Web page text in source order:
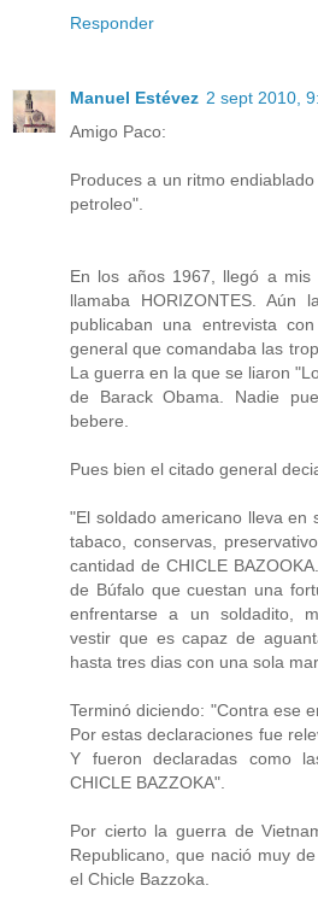
Responder
Manuel Estévez 2 sept 2010,
Amigo Paco:
Produces a un ritmo
petroleo".
En los años 1967, llegó a
llamaba HORIZONTES. Aún
publicaban una entrevista
general que comandaba las
La guerra en la que se liaron
de Barack Obama. Nadie
bebere.
Pues bien el citado general
"El soldado americano lleva en
tabaco, conservas,
cantidad de CHICLE
de Búfalo que cuestan una
enfrentarse a un soldadito,
vestir que es capaz de
hasta tres dias con una sola
Terminó diciendo: "Contra ese
Por estas declaraciones fue
Y fueron declaradas como
CHICLE BAZZOKA".
Por cierto la guerra de
Republicano, que nació muy
el Chicle Bazzoka.